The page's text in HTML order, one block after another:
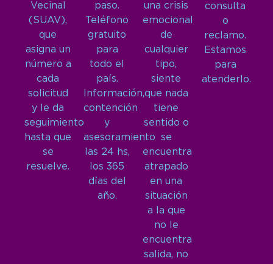
Vecinal
(SUAV),
que
asigna un
número a
cada
solicitud
y le da
seguimiento
hasta que
se
resuelve.
paso.
Teléfono
gratuito
para
todo el
país.
Información,
contención
y
asesoramiento
las 24 hs,
los 365
días del
año.
una crisis
emocional
de
cualquier
tipo,
siente
que nada
tiene
sentido o
se
encuentra
atrapado
en una
situación
a la que
no le
encuentra
salida, no
consulta
o
reclamo.
Estamos
para
atenderlo.